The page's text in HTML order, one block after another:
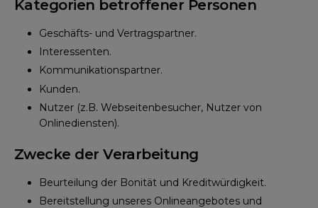
Kategorien betroffener Personen
Geschäfts- und Vertragspartner.
Interessenten.
Kommunikationspartner.
Kunden.
Nutzer (z.B. Webseitenbesucher, Nutzer von
Onlinediensten).
Zwecke der Verarbeitung
Beurteilung der Bonität und Kreditwürdigkeit.
Bereitstellung unseres Onlineangebotes und